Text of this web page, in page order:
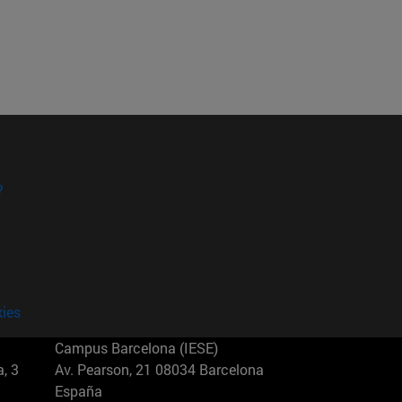
3
Campus Barcelona (IESE)
Av. Pearson, 21 08034 Barcelona
España